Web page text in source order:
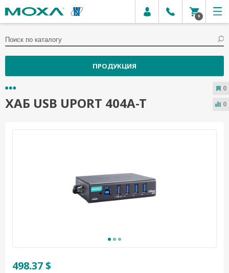
0
ПРОДУКЦИЯ
ХАБ USB UPORT 404A-T
498.37 $
0
0